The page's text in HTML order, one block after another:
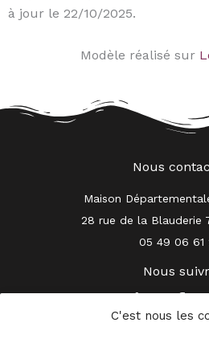
C'est nous les
à jour le 22/10/2025.
Modèle réalisé sur
Nous
Maison
28 rue de la Blauderie
05 49 06 61
Nous
L
i
F
a